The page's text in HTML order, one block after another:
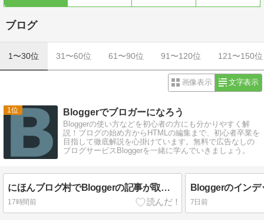
ブログ
1〜30位 31〜60位 61〜90位 91〜120位 121〜150位
画像表示 文字表示
1 Bloggerでブロガーになろう
Bloggerの使い方などを初心者の方にも分かりやすく解
説！ブログの始め方からHTMLの編集まで、初心者卒業を
目指して徹底解説を心掛けています。無料で広告なしの
ブログサービスBloggerを一緒に学んでいきましょう。
にほんブログ村でBloggerの記事が取得できない問題発生中（2026年8月）
17時間前
Bloggerのインデ
7日前